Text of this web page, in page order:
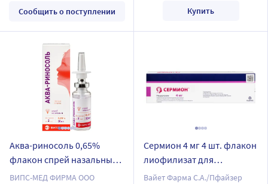
Сообщить о поступлении Купить
Аква-риносоль 0,65%
флакон спрей назальный
20 мл
ВИПС-МЕД ФИРМА ООО
Сермион 4 мг 4 шт. флакон
лиофилизат для
приготовления раствора
Вайет Фарма С.А./Пфайзер